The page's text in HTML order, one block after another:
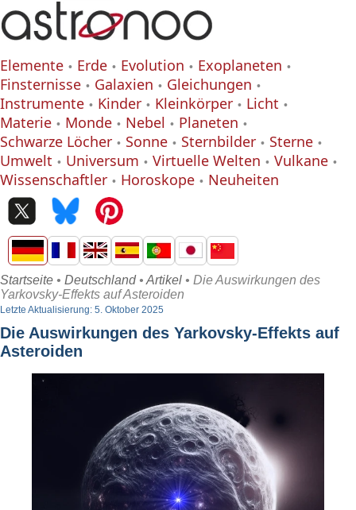
Elemente Erde Evolution
Exoplaneten
Finsternisse
Galaxien
Gleichungen
Instrumente
Kinder Kleinkörper
Licht
Materie
Monde Nebel
Planeten
Schwarze Löcher
Sonne Sternbilder
Sterne
Umwelt
Universum Virtuelle Welten
Vulkane
Wissenschaftler
Horoskope Neuheiten
Startseite • Deutschland• Artikel • Die Auswirkungen des
Yarkovsky-Effekts auf Asteroiden
Letzte Aktualisierung: 5. Oktober 2025
Die Auswirkungen des Yarkovsky-Effekts auf
Asteroiden